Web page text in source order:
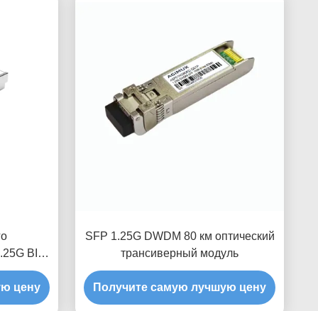
BIDI
цену
SFP 1.25G DWDM 80 км оптический
трансиверный модуль
Получите самую лучшую цену